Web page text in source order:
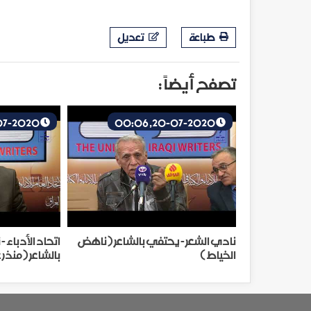
طباعة تعديل
تصفح أيضاً :
نادي الشعر - يحتفي بالشاعر ( ناهض
الخياط )
19-07-2020, 23:46
اتحاد
بالشاعر (